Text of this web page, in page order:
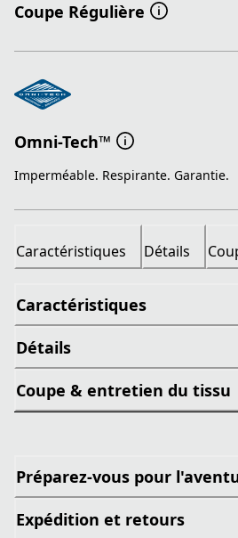
Coupe Régulière
Omni-Tech™
Imperméable. Respirante. Garantie.
Caractéristiques Détails
Caractéristiques
Détails
Coupe & entretien du tissu
Préparez-vous pour
Expédition et retours